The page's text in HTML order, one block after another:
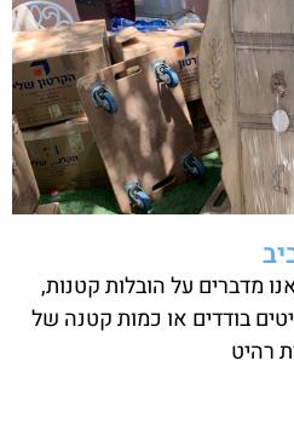
מדברים על הובלות קטנות,
בודדים או כמות קטנה של
רהיט